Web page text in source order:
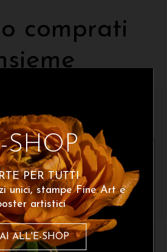
comprati
Graziano Gaddi
SHOP
PER TUTTI
unici, stampe Fine Art e
artistici
ALL'E-SHOP
newsletter